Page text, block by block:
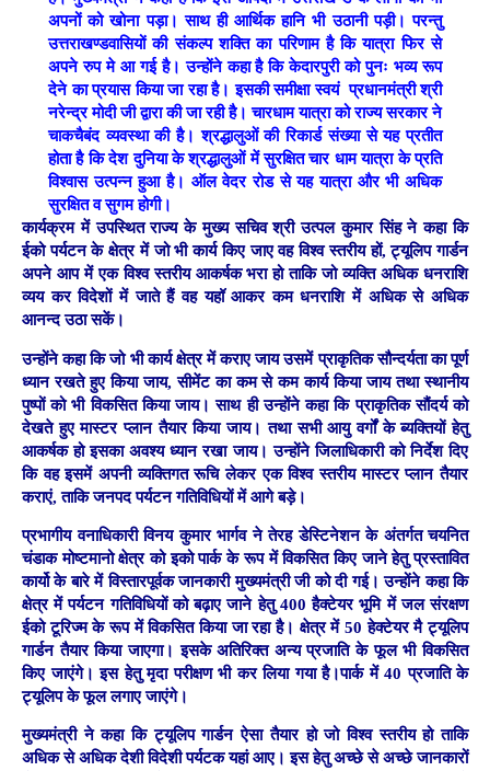
अपनों को खोना पड़ा। साथ ही आर्थिक हानि भी उठानी पड़ी। परन्तु
उत्तराखण्डवासियों की संकल्प शक्ति का परिणाम है कि यात्रा फिर से
अपने रुप मे आ गई है। उन्होंने कहा है कि केदारपुरी को पुनः भव्य रूप
देने का प्रयास किया जा रहा है। इसकी समीक्षा स्वयं प्रधानमंत्री श्री
नरेन्द्र मोदी जी द्वारा की जा रही है। चारधाम यात्रा को राज्य सरकार ने
चाकचैबंद व्यवस्था की है। श्रद्धालुओं की रिकार्ड संख्या से यह प्रतीत
होता है कि देश दुनिया के श्रद्धालुओं में सुरक्षित चार धाम यात्रा के प्रति
विश्वास उत्पन्न हुआ है। ऑल वेदर रोड से यह यात्रा और भी अधिक
सुरक्षित व सुगम होगी।
कार्यक्रम में उपस्थित राज्य के मुख्य सचिव श्री उत्पल कुमार सिंह ने कहा कि
ईको पर्यटन के क्षेत्र में जो भी कार्य किए जाए वह विश्व स्तरीय हों, ट्यूलिप गार्डन
अपने आप में एक विश्व स्तरीय आकर्षक भरा हो ताकि जो व्यक्ति अधिक धनराशि
व्यय कर विदेशों में जाते हैं वह यहॉ आकर कम धनराशि में अधिक से अधिक
आनन्द उठा सकें।
उन्होंने कहा कि जो भी कार्य क्षेत्र में कराए जाय उसमें प्राकृतिक सौन्दर्यता का पूर्ण
ध्यान रखते हुए किया जाय, सीमेंट का कम से कम कार्य किया जाय तथा स्थानीय
पुष्पों को भी विकसित किया जाय। साथ ही उन्होंने कहा कि प्राकृतिक सौंदर्य को
देखते हुए मास्टर प्लान तैयार किया जाय। तथा सभी आयु वर्गों के ब्यक्तियों हेतु
आकर्षक हो इसका अवश्य ध्यान रखा जाय। उन्होंने जिलाधिकारी को निर्देश दिए
कि वह इसमें अपनी व्यक्तिगत रूचि लेकर एक विश्व स्तरीय मास्टर प्लान तैयार
कराएं, ताकि जनपद पर्यटन गतिविधियों में आगे बड़े।
प्रभागीय वनाधिकारी विनय कुमार भार्गव ने तेरह डेस्टिनेशन के अंतर्गत चयनित
चंडाक मोष्टमानो क्षेत्र को इको पार्क के रूप में विकसित किए जाने हेतु प्रस्तावित
कार्यो के बारे में विस्तारपूर्वक जानकारी मुख्यमंत्री जी को दी गई। उन्होंने कहा कि
क्षेत्र में पर्यटन गतिविधियों को बढ़ाए जाने हेतु 400 हैक्टेयर भूमि में जल संरक्षण
ईको टूरिज्म के रूप में विकसित किया जा रहा है। क्षेत्र में 50 हेक्टेयर मै ट्यूलिप
गार्डन तैयार किया जाएगा। इसके अतिरिक्त अन्य प्रजाति के फूल भी विकसित
किए जाएंगे। इस हेतु मृदा परीक्षण भी कर लिया गया है।पार्क में 40 प्रजाति के
ट्यूलिप के फूल लगाए जाएंगे।
मुख्यमंत्री ने कहा कि ट्यूलिप गार्डन ऐसा तैयार हो जो विश्व स्तरीय हो ताकि
अधिक से अधिक देशी विदेशी पर्यटक यहां आए। इस हेतु अच्छे से अच्छे जानकारों